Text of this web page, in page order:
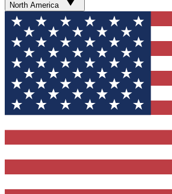
North America